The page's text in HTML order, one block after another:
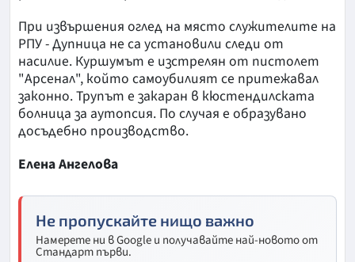
При извършения оглед на място служителите на
РПУ - Дупница не са установили следи от
насилие. Куршумът е изстрелян от пистолет
"Арсенал", който самоубилият се притежавал
законно. Трупът е закаран в кюстендилската
болница за аутопсия. По случая е образувано
досъдебно производство.
Елена Ангелова
Не пропускайте нищо важно
Намерете ни в Google и получавайте най-новото от
Стандарт първи.